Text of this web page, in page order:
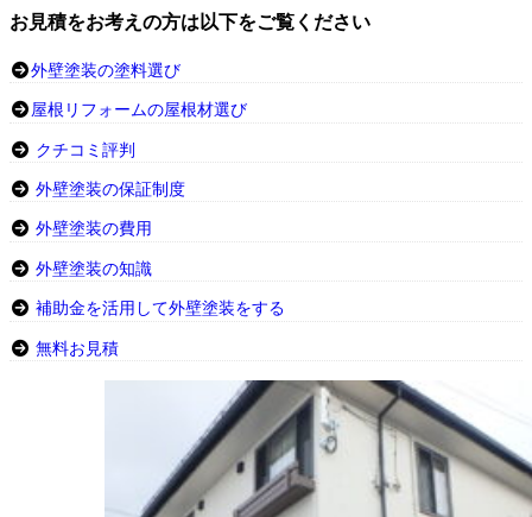
お見積をお考えの方は以下をご覧ください
外壁塗装の塗料選び
屋根リフォームの屋根材選び
クチコミ評判
外壁塗装の保証制度
外壁塗装の費用
外壁塗装の知識
補助金を活用して外壁塗装をする
無料お見積